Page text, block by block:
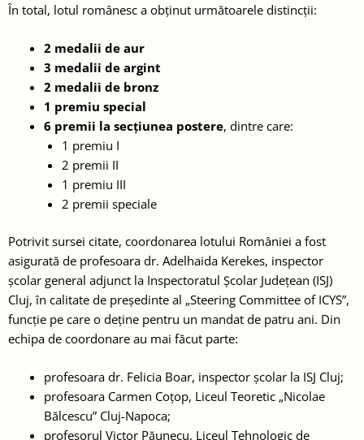
În total, lotul românesc a obținut următoarele distincții:
2 medalii de aur
3 medalii de argint
2 medalii de bronz
1 premiu special
6 premii la secțiunea postere, dintre care:
1 premiu I
2 premii II
1 premiu III
2 premii speciale
Potrivit sursei citate, coordonarea lotului României a fost
asigurată de profesoara dr. Adelhaida Kerekes, inspector
școlar general adjunct la Inspectoratul Școlar Județean (ISJ)
Cluj, în calitate de președinte al „Steering Committee of ICYS”,
funcție pe care o deține pentru un mandat de patru ani. Din
echipa de coordonare au mai făcut parte:
profesoara dr. Felicia Boar, inspector școlar la ISJ Cluj;
profesoara Carmen Coțop, Liceul Teoretic „Nicolae
Bălcescu” Cluj-Napoca;
profesorul Victor Păunecu, Liceul Tehnologic de